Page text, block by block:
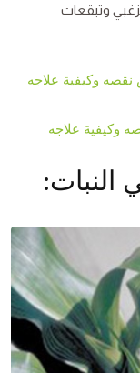
وتبقعات
نقصه وكيفية علاجه
وكيفية علاجه